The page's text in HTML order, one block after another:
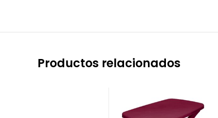
Productos relacionados